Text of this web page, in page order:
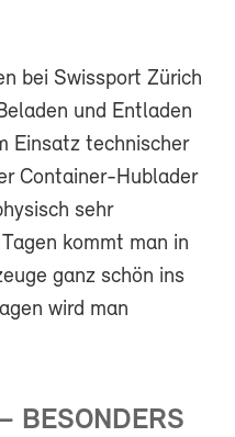
bei Swissport Zürich
und Entladen
Einsatz technischer
Container-Hublader
sehr
kommt man in
ganz schön ins
wird man
BESONDERS